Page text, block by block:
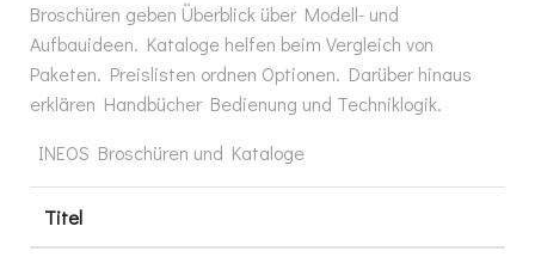
Broschüren geben Überblick über Modell- und
Aufbauideen. Kataloge helfen beim Vergleich von
Paketen. Preislisten ordnen Optionen. Darüber hinaus
erklären Handbücher Bedienung und Techniklogik.
INEOS Broschüren und Kataloge
Titel